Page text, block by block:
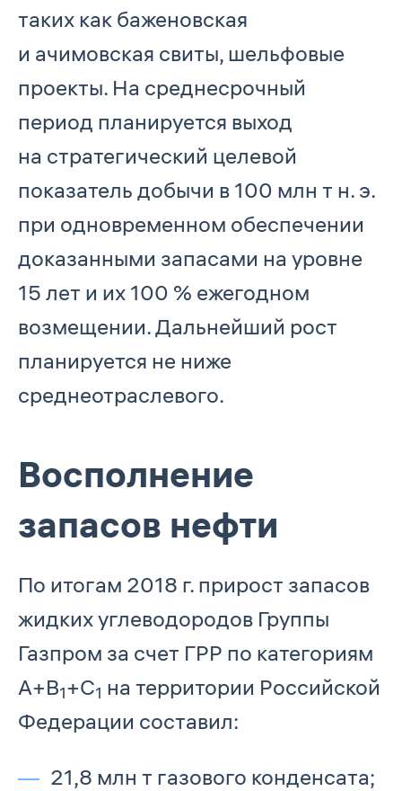
таких как баженовская
и ачимовская свиты, шельфовые
проекты. На среднесрочный
период планируется выход
на стратегический целевой
показатель добычи в 100 млн т н. э.
при одновременном обеспечении
доказанными запасами на уровне
15 лет и их 100 % ежегодном
возмещении. Дальнейший рост
планируется не ниже
среднеотраслевого.
Восполнение
запасов нефти
По итогам 2018 г. прирост запасов
жидких углеводородов Группы
Газпром за счет ГРР по категориям
А+B1+C1 на территории Российской
Федерации составил:
21,8 млн т газового конденсата;